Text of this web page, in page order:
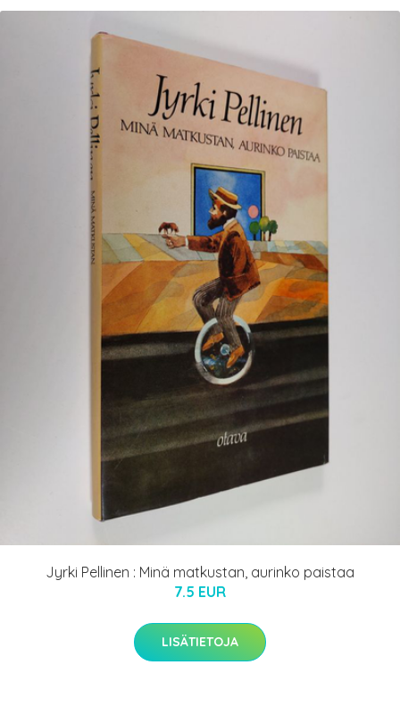
Jyrki Pellinen : Minä matkustan, aurinko paistaa
7.5 EUR
LISÄTIETOJA